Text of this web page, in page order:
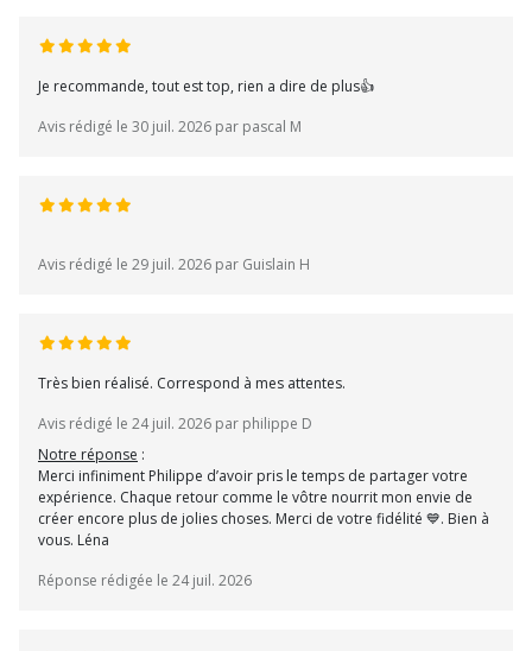
Je recommande, tout est top, rien a dire de plus👍
Avis rédigé le 30 juil. 2026 par pascal M
Avis rédigé le 29 juil. 2026 par Guislain H
Très bien réalisé. Correspond à mes attentes.
Avis rédigé le 24 juil. 2026 par philippe D
Notre réponse :
Merci infiniment Philippe d’avoir pris le temps de partager votre
expérience. Chaque retour comme le vôtre nourrit mon envie de
créer encore plus de jolies choses. Merci de votre fidélité 💙. Bien à
vous. Léna
Réponse rédigée le 24 juil. 2026